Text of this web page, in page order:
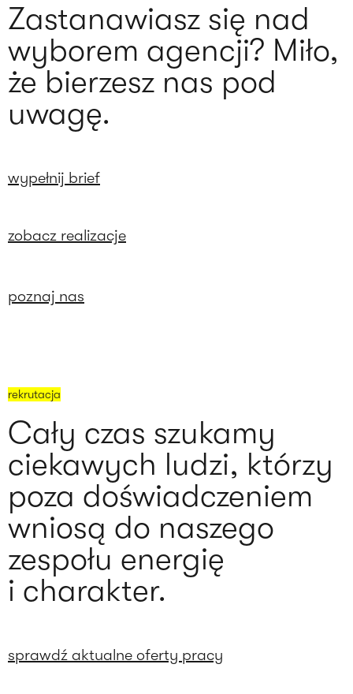
Zastanawiasz się nad
wyborem agencji? Miło,
że bierzesz nas pod
uwagę.
wypełnij brief
zobacz realizacje
poznaj nas
rekrutacja
Cały czas szukamy
ciekawych ludzi, którzy
poza doświadczeniem
wniosą do naszego
zespołu energię
i charakter.
sprawdź aktualne oferty pracy